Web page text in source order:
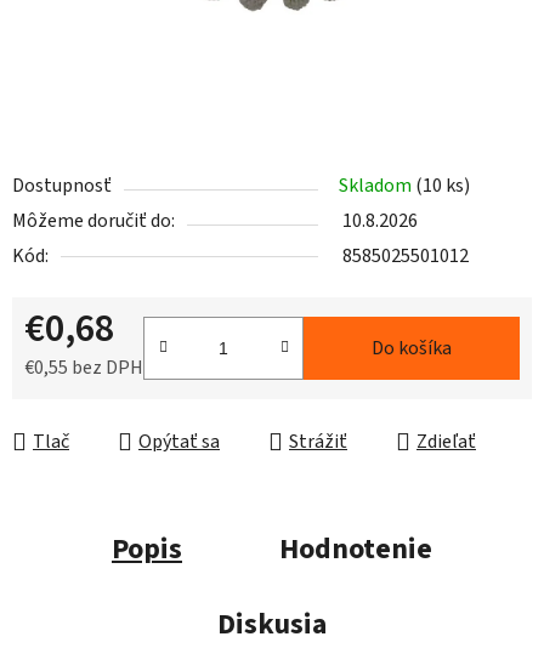
Dostupnosť Skladom (10 ks)
Môžeme doručiť do:
10.8.2026
Kód:
8585025501012
€0,68
€0,55 bez DPH
Do košíka
Tlač Opýtať sa Strážiť Zdieľať
Popis
Hodnotenie
Diskusia